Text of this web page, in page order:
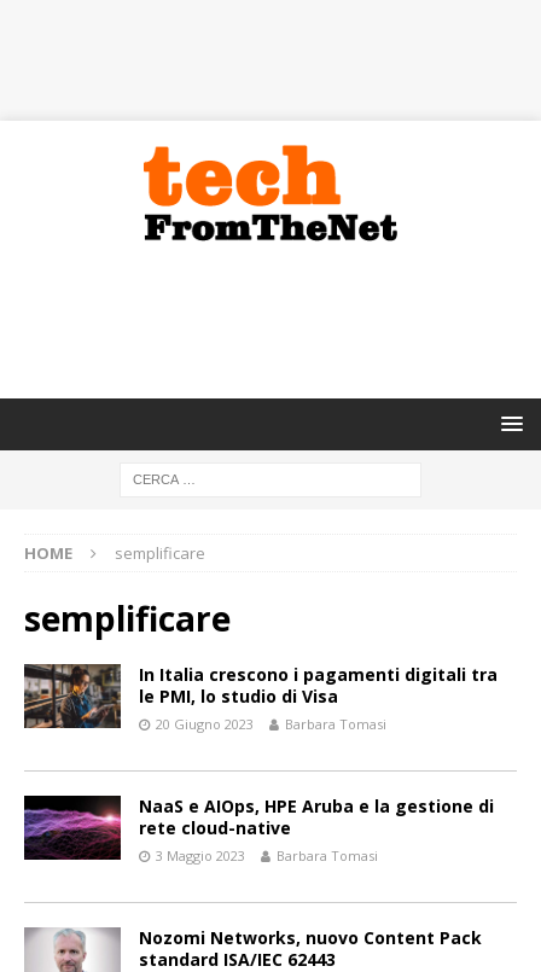
HOME semplificare
semplificare
In Italia crescono i pagamenti digitali tra
le PMI, lo studio di Visa
20 Giugno 2023 Barbara Tomasi
NaaS e AIOps, HPE Aruba e la gestione di
rete cloud-native
3 Maggio 2023 Barbara Tomasi
Nozomi Networks, nuovo Content Pack
standard ISA/IEC 62443